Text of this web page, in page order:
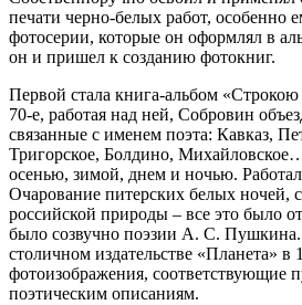
печати черно-белых работ, особенно
фотосерии, которые он оформлял в
он и пришел к созданию фотокниг.
Первой стала книга-альбом
70-е, работая над ней, Собровин
связанные с именем поэта: Кавказ,
Тригорское, Болдино,
осенью, зимой, днем и ночью.
Очарование питерских белых ночей,
российской природы – все это было
было созвучно поэзии А. С.
столичном издательстве «Планета»
фотоизображения, соответствующие
поэтическим описаниям.